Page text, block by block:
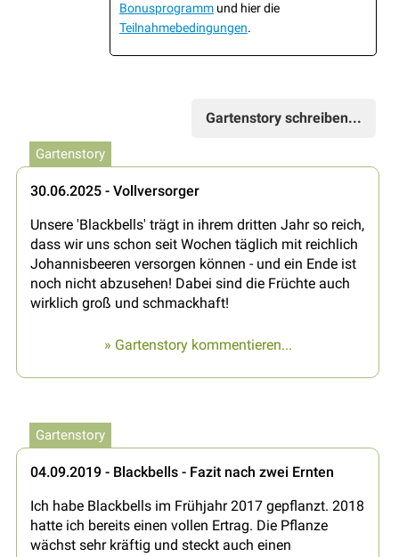
Bonusprogramm und hier die
Teilnahmebedingungen.
Gartenstory schreiben...
Gartenstory
30.06.2025 - Vollversorger
Unsere 'Blackbells' trägt in ihrem dritten Jahr so reich,
dass wir uns schon seit Wochen täglich mit reichlich
Johannisbeeren versorgen können - und ein Ende ist
noch nicht abzusehen! Dabei sind die Früchte auch
wirklich groß und schmackhaft!
» Gartenstory kommentieren...
Gartenstory
04.09.2019 - Blackbells - Fazit nach zwei Ernten
Ich habe Blackbells im Frühjahr 2017 gepflanzt. 2018
hatte ich bereits einen vollen Ertrag. Die Pflanze
wächst sehr kräftig und steckt auch einen